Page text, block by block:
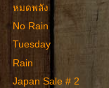
หมดพลัง
No Rain
Tuesday
Rain
Japan Sale # 2